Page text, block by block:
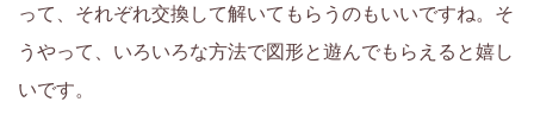
って、それぞれ交換して解いてもらうのもいいですね。そ
うやって、いろいろな方法で図形と遊んでもらえると嬉し
いです。